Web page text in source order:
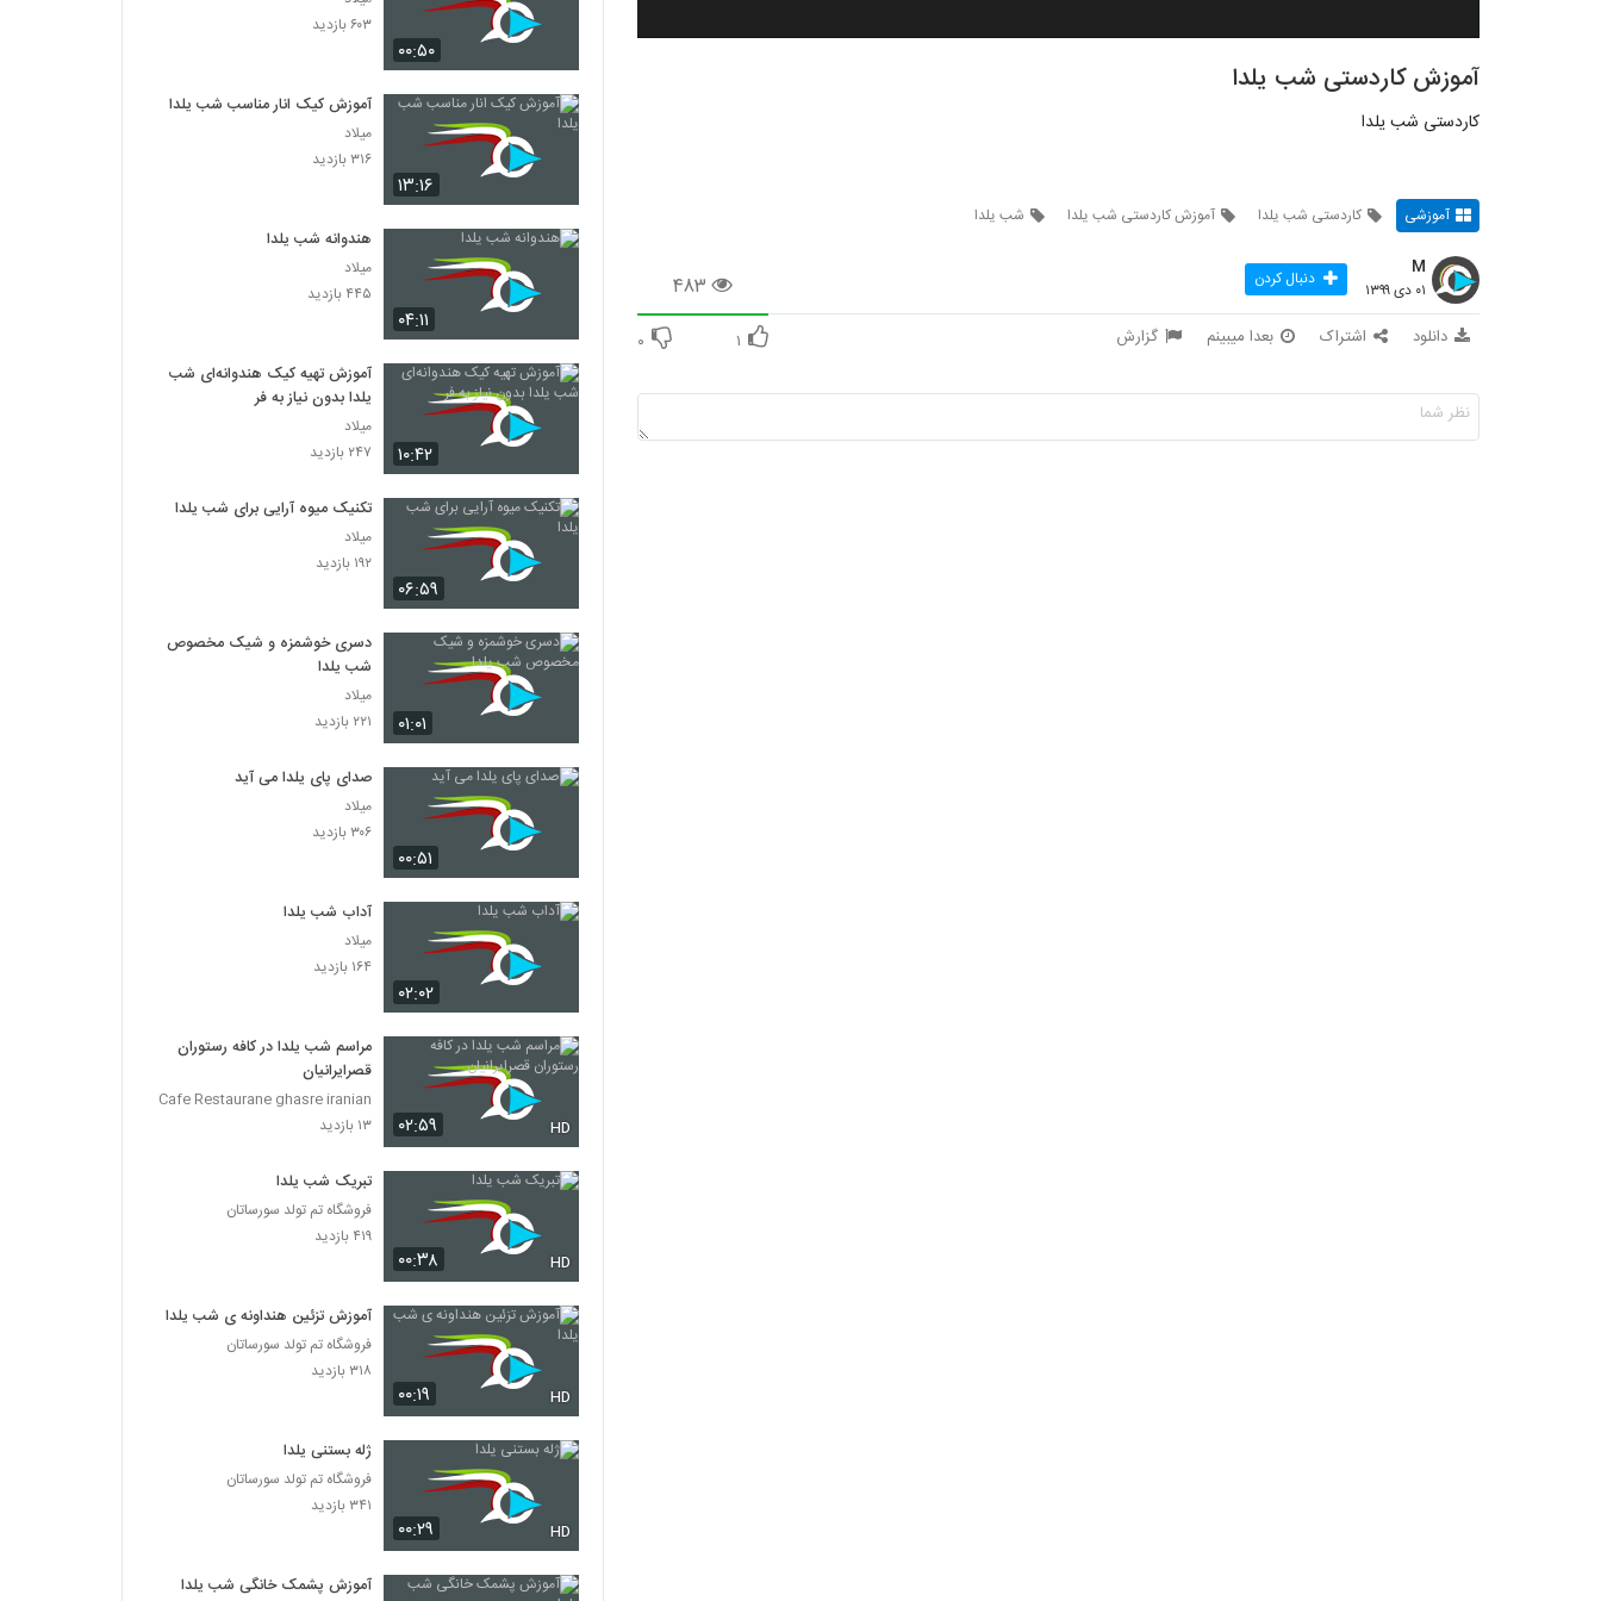
آموزش کاردستی شب یلدا
کاردستی شب یلدا
آموزشی کاردستی شب یلدا آموزش کاردستی شب یلدا شب یلدا
۴۸۳
M
۰۱ دی ۱۳۹۹ دنبال کردن
دانلود اشتراک بعدا میبینم گزارش ۱ ۰
۰۰:۵۰
۶۰۳ بازدید
۱۳:۱۶
آموزش کیک انار مناسب شب یلدا
میلاد
۳۱۶ بازدید
۰۴:۱۱
هندوانه شب یلدا
میلاد
۴۴۵ بازدید
۱۰:۴۲
آموزش تهیه کیک هندوانه‌ای شب
یلدا بدون نیاز به فر
میلاد
۲۴۷ بازدید
۰۶:۵۹
تکنیک میوه آرایی برای شب یلدا
میلاد
۱۹۲ بازدید
۰۱:۰۱
دسری خوشمزه و شیک مخصوص
شب یلدا
میلاد
۲۲۱ بازدید
۰۰:۵۱
صدای پای یلدا می آید
میلاد
۳۰۶ بازدید
۰۲:۰۲
آداب شب یلدا
میلاد
۱۶۴ بازدید
۰۲:۵۹ HD
مراسم شب یلدا در کافه رستوران
قصرایرانیان
Cafe Restaurane ghasre iranian
۱۳ بازدید
۰۰:۳۸ HD
تبریک شب یلدا
فروشگاه تم تولد سورساتان
۴۱۹ بازدید
۰۰:۱۹ HD
آموزش تزئین هنداونه ی شب یلدا
فروشگاه تم تولد سورساتان
۳۱۸ بازدید
۰۰:۲۹ HD
ژله بستنی یلدا
فروشگاه تم تولد سورساتان
۳۴۱ بازدید
آموزش پشمک خانگی شب یلدا